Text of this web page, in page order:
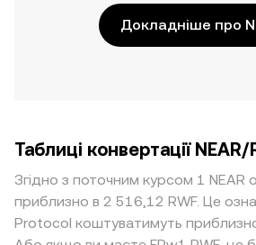
Докладніше про
Таблиці конвертації NEAR/
Згідно з поточним курсом 1 NEAR
приблизно в 2 516,12 RWF. Це
Protocol коштуватимуть